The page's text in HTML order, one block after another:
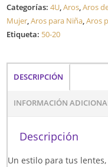
Categorías:4U,Aros,Aros
Mujer,Aros para Niña,Aros
Etiqueta: 50-20
DESCRIPCIÓN
INFORMACIÓN
Descripción
Un estilo para tus